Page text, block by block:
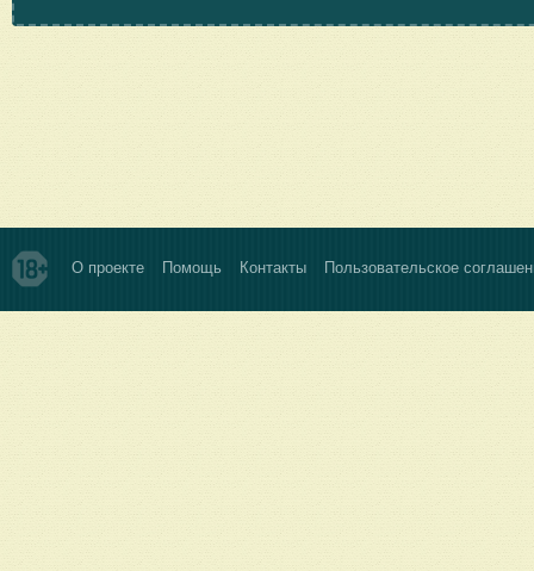
О проекте Помощь Контакты Пользовательское